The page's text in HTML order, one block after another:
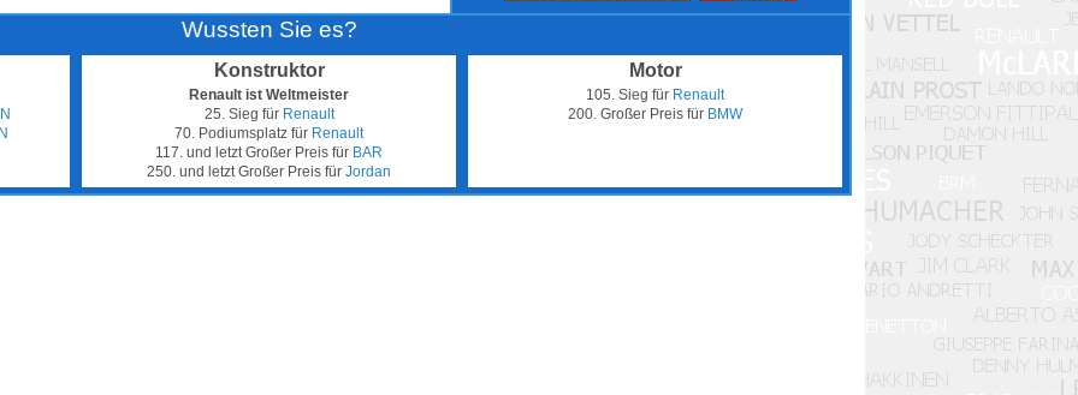
Wussten Sie es?
Konstruktor
Renault ist Weltmeister
25. Sieg für Renault
70. Podiumsplatz für Renault
117. und letzt Großer Preis für BAR
250. und letzt Großer Preis für Jordan
Motor
105. Sieg für Renault
200. Großer Preis für BMW